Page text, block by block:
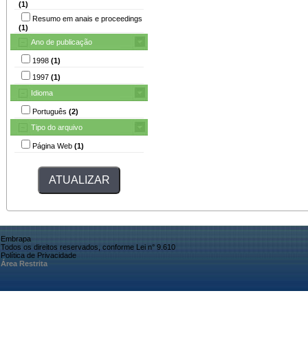
(1)
Resumo em anais e proceedings
(1)
Ano de publicação
1998 (1)
1997 (1)
Idioma
Português (2)
Tipo do arquivo
Página Web (1)
Embrapa
Todos os direitos reservados, conforme Lei n° 9.610
Política de Privacidade
Área Restrita